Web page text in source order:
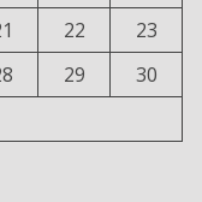
22
23
29
30